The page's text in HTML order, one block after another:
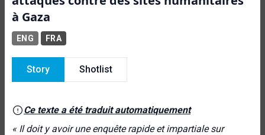
à Gaza
ENG FRA
Story Shotlist
Ce texte a été traduit automatiquement
« Il doit y avoir une enquête rapide et impartiale sur